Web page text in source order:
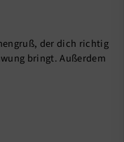
der dich richtig
bringt. Außerdem